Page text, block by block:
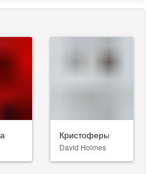
Кристоферы
David Holmes